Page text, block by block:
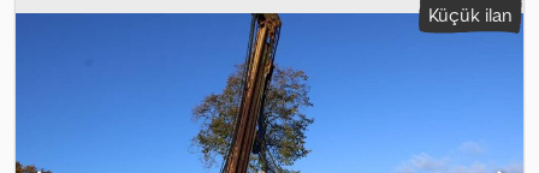
Küçük ilan